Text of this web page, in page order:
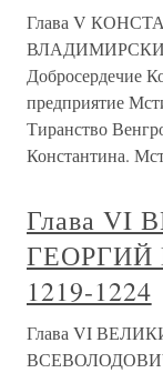
Глава V
Добросердечие
предприятие
Тиранство
Константина.
Глава VI
ГЕОРГИЙ
1219-1224
Глава VI
ВСЕВОЛОДОВИЧ.